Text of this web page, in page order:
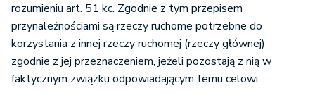
rozumieniu art. 51 kc. Zgodnie z tym przepisem
przynależnościami są rzeczy ruchome potrzebne do
korzystania z innej rzeczy ruchomej (rzeczy głównej)
zgodnie z jej przeznaczeniem, jeżeli pozostają z nią w
faktycznym związku odpowiadającym temu celowi.